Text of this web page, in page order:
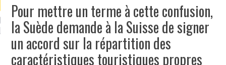
ATTACHÉS À LA
DE L’AMBASSADE
À PARIS. POURQUOI
? POUR QUI ?
UN GRONDIN FOURRÉ AUX
CHAMPIGNONS ET AUX
LARDONS DANS LA HALLE
DE DAX. ET POURQUOI PAS
?
Pour mettre un terme à cette confusion,
la Suède demande à la Suisse de signer
un accord sur la répartition des
caractéristiques touristiques propres